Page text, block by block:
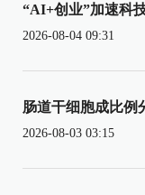
“AI+创业”加速科
2026-08-04 09:31
肠道干细胞成比例
2026-08-03 03:15